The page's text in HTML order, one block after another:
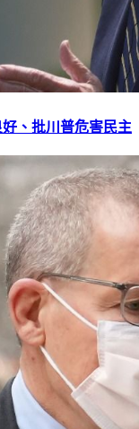
、批川普危害民主